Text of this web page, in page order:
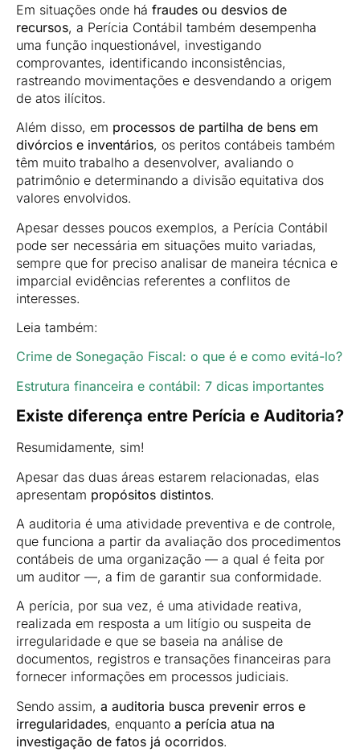
Em situações onde há fraudes ou desvios de
recursos, a Perícia Contábil também desempenha
uma função inquestionável, investigando
comprovantes, identificando inconsistências,
rastreando movimentações e desvendando a origem
de atos ilícitos.
Além disso, em processos de partilha de bens em
divórcios e inventários, os peritos contábeis também
têm muito trabalho a desenvolver, avaliando o
patrimônio e determinando a divisão equitativa dos
valores envolvidos.
Apesar desses poucos exemplos, a Perícia Contábil
pode ser necessária em situações muito variadas,
sempre que for preciso analisar de maneira técnica e
imparcial evidências referentes a conflitos de
interesses.
Leia também:
Crime de Sonegação Fiscal: o que é e como evitá-lo?
Estrutura financeira e contábil: 7 dicas importantes
Existe diferença entre Perícia e Auditoria?
Resumidamente, sim!
Apesar das duas áreas estarem relacionadas, elas
apresentam propósitos distintos.
A auditoria é uma atividade preventiva e de controle,
que funciona a partir da avaliação dos procedimentos
contábeis de uma organização — a qual é feita por
um auditor —, a fim de garantir sua conformidade.
A perícia, por sua vez, é uma atividade reativa,
realizada em resposta a um litígio ou suspeita de
irregularidade e que se baseia na análise de
documentos, registros e transações financeiras para
fornecer informações em processos judiciais.
Sendo assim, a auditoria busca prevenir erros e
irregularidades, enquanto a perícia atua na
investigação de fatos já ocorridos.